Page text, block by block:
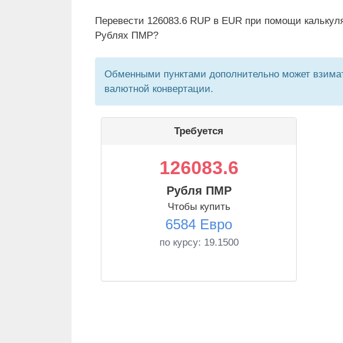
Перевести 126083.6 RUP в EUR при помощи
Рублях ПМР?
Обменными пунктами дополнительно может
валютной конвертации.
Требуется
126083.6
Рубля ПМР
Чтобы купить
6584 Евро
по курсу: 19.1500